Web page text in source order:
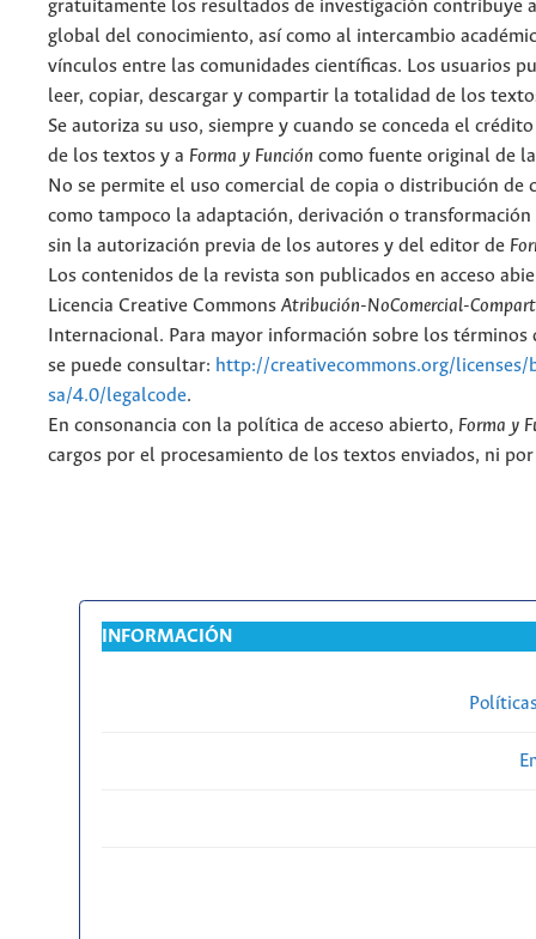
gratuitamente los resultados de investigación contribuye
global del conocimiento, así como al intercambio
vínculos entre las comunidades científicas. Los usuarios
leer, copiar, descargar y compartir la totalidad de los
Se autoriza su uso, siempre y cuando se conceda el
de los textos y a Forma y Función como fuente original de
No se permite el uso comercial de copia o distribución de
como tampoco la adaptación, derivación o transformación
sin la autorización previa de los autores y del editor de
Los contenidos de la revista son publicados en acceso
Licencia Creative Commons Atribución-NoComercial-
Internacional. Para mayor información sobre los términos
se puede consultar: http://creativecommons.org/licenses/
sa/4.0/legalcode.
En consonancia con la política de acceso abierto, Forma y
cargos por el procesamiento de los textos enviados, ni
INFORMACIÓN